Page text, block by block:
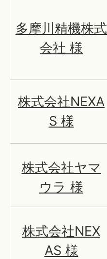
多摩川精機株式
会社 様
株式会社NEXA
S 様
株式会社ヤマ
ウラ 様
株式会社NEX
AS 様